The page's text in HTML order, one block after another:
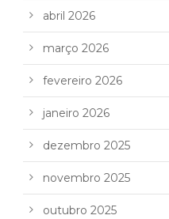
abril 2026
março 2026
fevereiro 2026
janeiro 2026
dezembro 2025
novembro 2025
outubro 2025